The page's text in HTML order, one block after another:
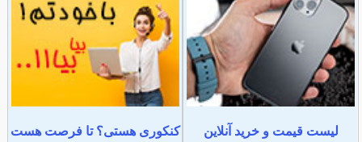
لیست قیمت و خرید آنلاین
کنکوری هستی؟ تا فرصت هست